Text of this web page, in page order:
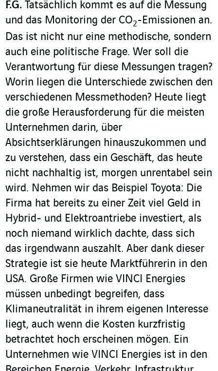
F.G. Tatsächlich kommt es auf die Messung
und das Monitoring der CO2-Emissionen an.
Das ist nicht nur eine methodische, sondern
auch eine politische Frage. Wer soll die
Verantwortung für diese Messungen tragen?
Worin liegen die Unterschiede zwischen den
verschiedenen Messmethoden? Heute liegt
die große Herausforderung für die meisten
Unternehmen darin, über
Absichtserklärungen hinauszukommen und
zu verstehen, dass ein Geschäft, das heute
nicht nachhaltig ist, morgen unrentabel sein
wird. Nehmen wir das Beispiel Toyota: Die
Firma hat bereits zu einer Zeit viel Geld in
Hybrid- und Elektroantriebe investiert, als
noch niemand wirklich dachte, dass sich
das irgendwann auszahlt. Aber dank dieser
Strategie ist sie heute Marktführerin in den
USA. Große Firmen wie VINCI Energies
müssen unbedingt begreifen, dass
Klimaneutralität in ihrem eigenen Interesse
liegt, auch wenn die Kosten kurzfristig
betrachtet hoch erscheinen mögen. Ein
Unternehmen wie VINCI Energies ist in den